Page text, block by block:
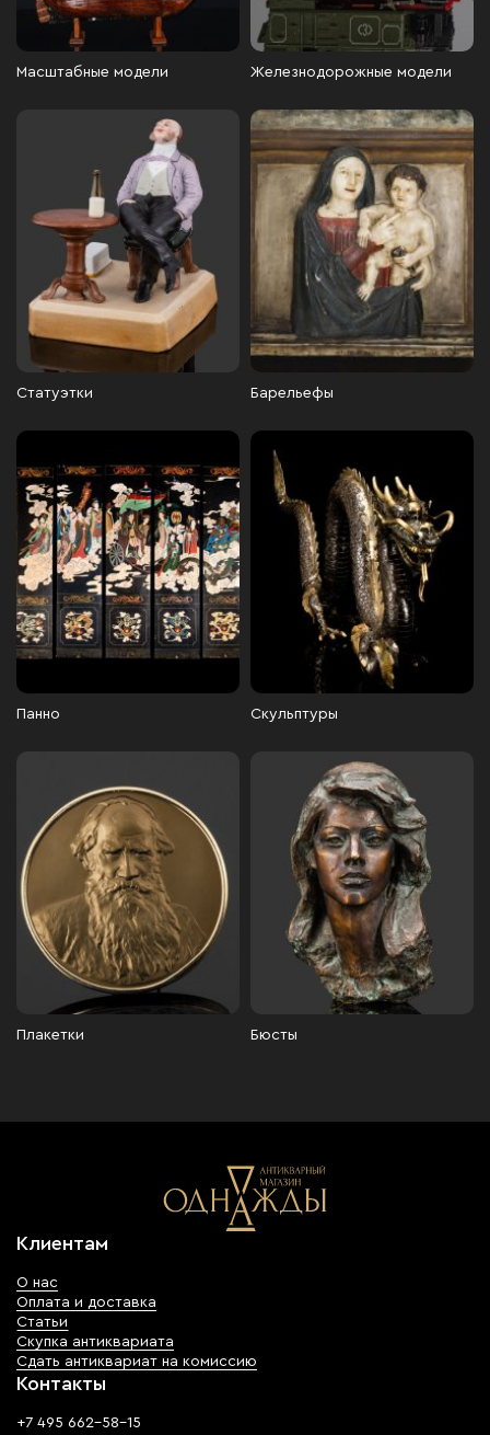
Масштабные модели Железнодорожные модели
Статуэтки Барельефы
Панно Скульптуры
Плакетки Бюсты
Клиентам
О нас
Оплата и доставка
Статьи
Скупка антиквариата
Сдать антиквариат на комиссию
Контакты
+7 495 662-58-15